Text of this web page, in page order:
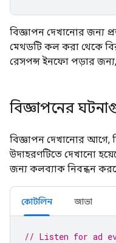
বিজ্ঞাপন দেখানোর জন্য
মেথডটি কল করা থেকে
রেসপন্স ইনফো পড়ার জন্য,
বিজ্ঞাপনের
বিজ্ঞাপন দেখানোর আগে,
উদাহরণটিতে দেখানো
জন্য কলব্যাক নিবন্ধন
কোটলিন জাভা
// Listen for ad